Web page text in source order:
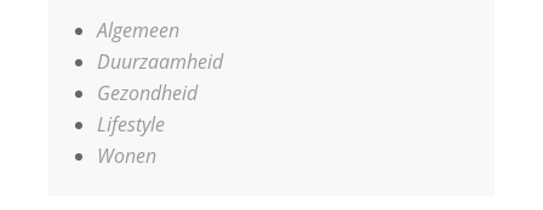
Algemeen
Duurzaamheid
Gezondheid
Lifestyle
Wonen